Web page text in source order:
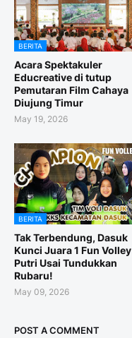
BERITA
Acara Spektakuler
Educreative di tutup
Pemutaran Film Cahaya
Diujung Timur
May 19, 2026
BERITA
Tak Terbendung, Dasuk
Kunci Juara 1 Fun Volley
Putri Usai Tundukkan
Rubaru!
May 09, 2026
POST A COMMENT